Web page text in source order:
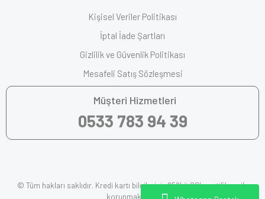
Kişisel Veriler Politikası
İptal İade Şartları
Gizlilik ve Güvenlik Politikası
Mesafeli Satış Sözleşmesi
Müşteri Hizmetleri
0533 783 94 39
© Tüm hakları saklıdır. Kredi kartı bilgileriniz 256bit SSL sertifikası ile
korunmaktadır.